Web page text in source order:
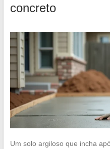
concreto
Um solo argiloso que incha